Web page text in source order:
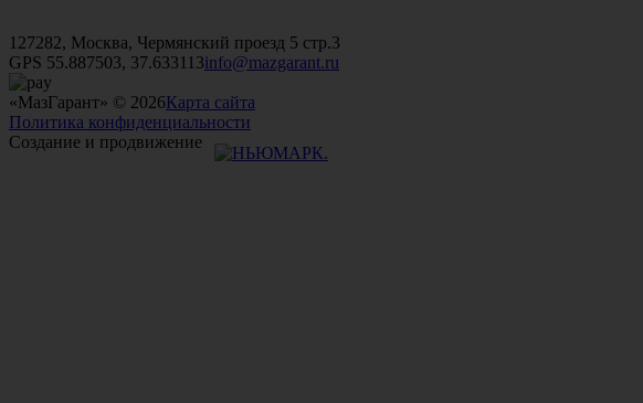
127282, Москва, Чермянский проезд 5 стр.3
GPS 55.887503, 37.633113info@mazgarant.ru
«МазГарант» © 2026Карта сайта
Политика конфиденциальности
Создание и продвижение